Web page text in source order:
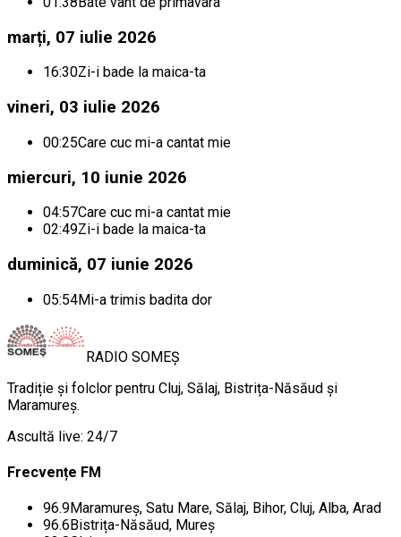
marți, 07 iulie 2026
16:30Zi-i bade la maica-ta
vineri, 03 iulie 2026
00:25Care cuc mi-a cantat mie
miercuri, 10 iunie 2026
04:57Care cuc mi-a cantat mie
02:49Zi-i bade la maica-ta
duminică, 07 iunie 2026
05:54Mi-a trimis badita dor
RADIO SOMEȘ
Tradiție și folclor pentru Cluj, Sălaj, Bistrița-Năsăud și
Maramureș.
Ascultă live: 24/7
Frecvențe FM
96.9Maramureș, Satu Mare, Sălaj, Bihor, Cluj, Alba, Arad
96.6 Bistrița-Năsăud, Mureș